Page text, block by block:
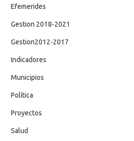
Efemerides
Gestion 2018-2021
Gestion2012-2017
Indicadores
Municipios
Política
Proyectos
Salud